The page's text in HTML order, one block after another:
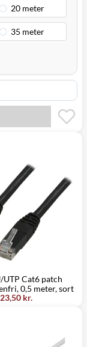
UTP Cat6 patch
0,5 meter, sort
23,50 kr.